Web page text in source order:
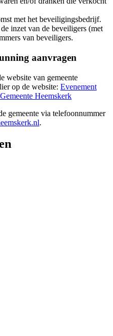
met het beveiligingsbedrijf.
inzet van de beveiligers (met
van beveiligers.
aanvragen
website van gemeente
op de website: Evenement
Heemskerk
gemeente via telefoonnummer
.